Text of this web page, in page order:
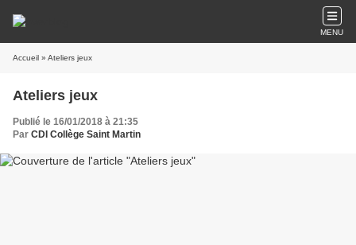
MENU
Accueil » Ateliers jeux
Ateliers jeux
Publié le 16/01/2018 à 21:35
Par CDI Collège Saint Martin